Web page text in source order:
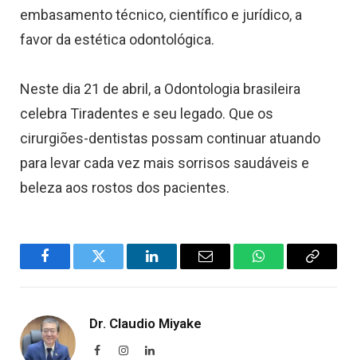
embasamento técnico, científico e jurídico, a
favor da estética odontológica.
Neste dia 21 de abril, a Odontologia brasileira
celebra Tiradentes e seu legado. Que os
cirurgiões-dentistas possam continuar atuando
para levar cada vez mais sorrisos saudáveis e
beleza aos rostos dos pacientes.
FacebookTwitter LinkedInEmail WhatsAppCopy
Dr. Claudio Miyake
FacebookInstagramLinkedIn